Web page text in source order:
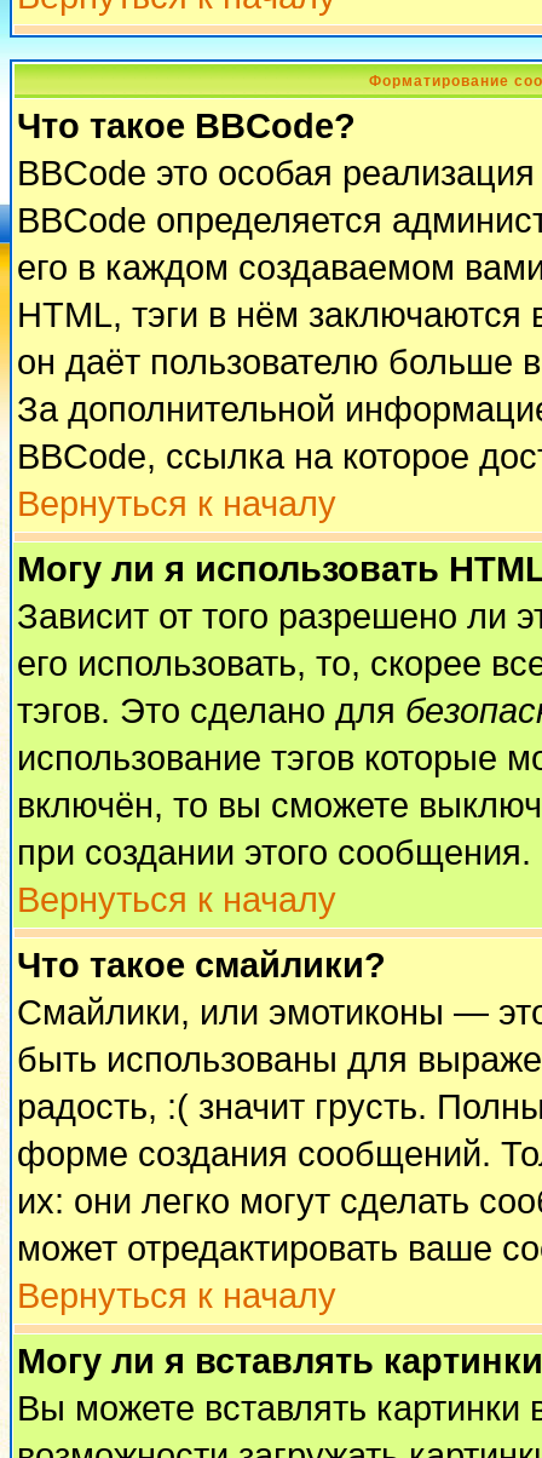
Форматирование
Что такое BBCode?
BBCode это особая
BBCode определяется
его в каждом создаваемом
HTML, тэги в нём заключаются
он даёт пользователю больше
За дополнительной
BBCode, ссылка на которое
Вернуться к началу
Могу ли я использовать
Зависит от того разрешено ли
его использовать, то, скорее
тэгов. Это сделано для
использование тэгов которые
включён, то вы сможете
при создании этого сообщения.
Вернуться к началу
Что такое смайлики?
Смайлики, или эмотиконы —
быть использованы для
радость, :( значит грусть.
форме создания сообщений.
их: они легко могут сделать
может отредактировать ваше
Вернуться к началу
Могу ли я вставлять
Вы можете вставлять